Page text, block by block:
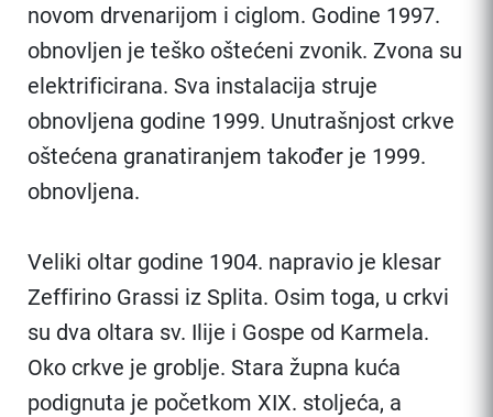
novom drvenarijom i ciglom. Godine 1997.
obnovljen je teško oštećeni zvonik. Zvona su
elektrificirana. Sva instalacija struje
obnovljena godine 1999. Unutrašnjost crkve
oštećena granatiranjem također je 1999.
obnovljena.
Veliki oltar godine 1904. napravio je klesar
Zeffirino Grassi iz Splita. Osim toga, u crkvi
su dva oltara sv. Ilije i Gospe od Karmela.
Oko crkve je groblje. Stara župna kuća
podignuta je početkom XIX. stoljeća, a